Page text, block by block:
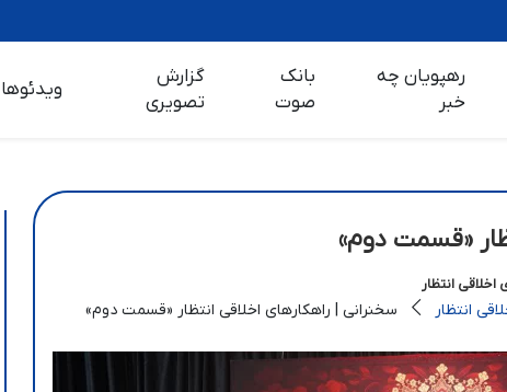
رهپویان چه
خبر
بانک
صوت
گزارش
تصویری
ویدئوها
«قسمت دوم»
اخلاقی انتظار
انتظار سخنرانی | راهکارهای اخلاقی انتظار «قسمت دوم»